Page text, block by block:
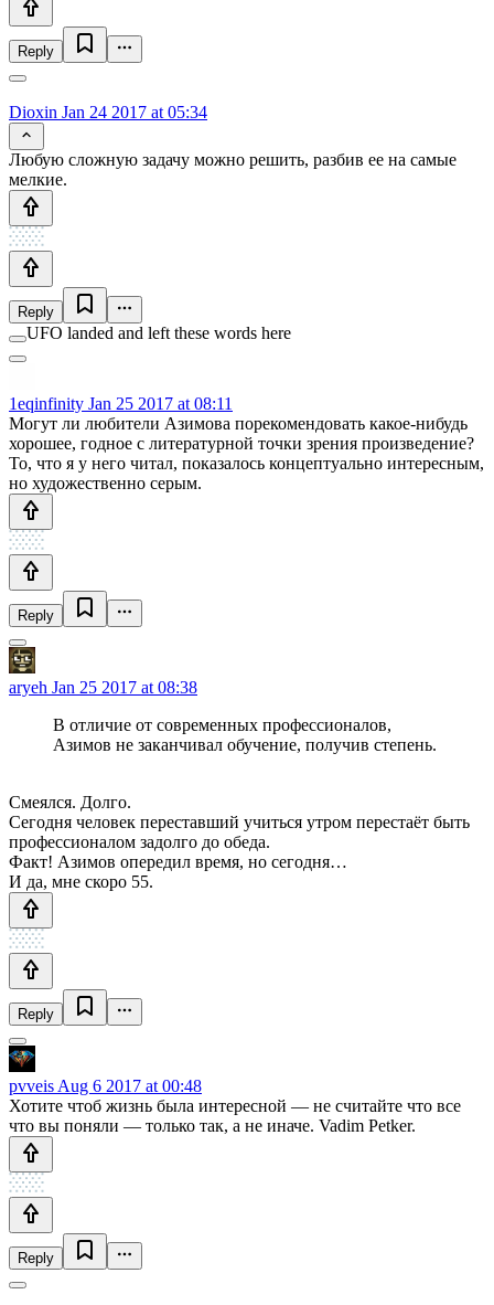
Reply
Dioxin Jan 24 2017 at 05:34
Любую сложную задачу можно решить, разбив ее на самые
мелкие.
Reply
UFO landed and left these words here
1eqinfinity Jan 25 2017 at 08:11
Могут ли любители Азимова порекомендовать какое-нибудь
хорошее, годное с литературной точки зрения произведение?
То, что я у него читал, показалось концептуально интересным,
но художественно серым.
Reply
aryeh Jan 25 2017 at 08:38
В отличие от современных профессионалов,
Азимов не заканчивал обучение, получив степень.
Смеялся. Долго.
Сегодня человек переставший учиться утром перестаёт быть
профессионалом задолго до обеда.
Факт! Азимов опередил время, но сегодня…
И да, мне скоро 55.
Reply
pvveis Aug 6 2017 at 00:48
Хотите чтоб жизнь была интересной — не считайте что все
что вы поняли — только так, а не иначе. Vadim Petker.
Reply